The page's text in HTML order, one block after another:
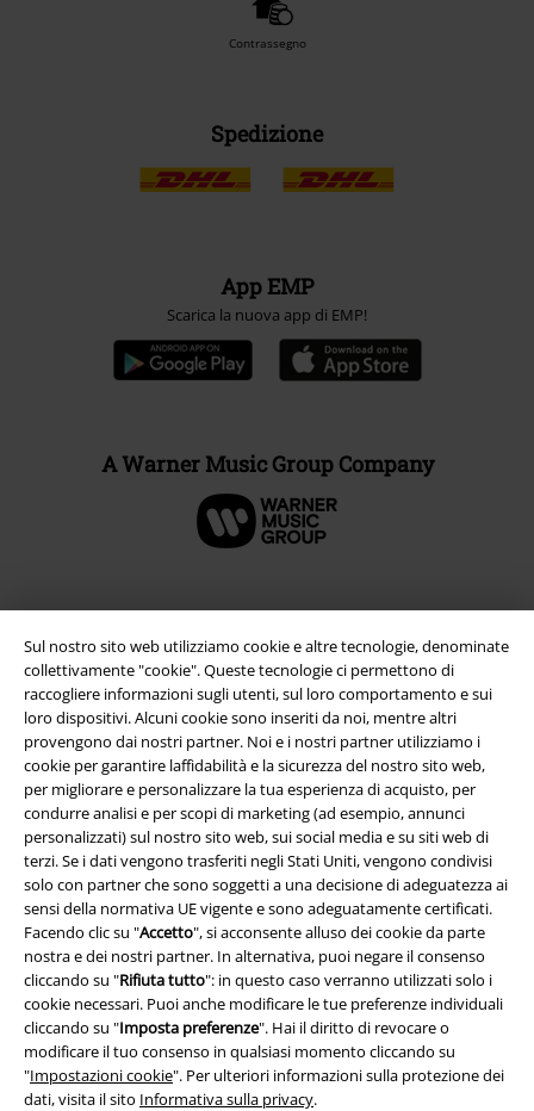
Sul nostro sito web utilizziamo cookie e altre tecnologie, denominate
collettivamente "cookie". Queste tecnologie ci permettono di
raccogliere informazioni sugli utenti, sul loro comportamento e sui
loro dispositivi. Alcuni cookie sono inseriti da noi, mentre altri
provengono dai nostri partner. Noi e i nostri partner utilizziamo i
cookie per garantire laffidabilità e la sicurezza del nostro sito web,
per migliorare e personalizzare la tua esperienza di acquisto, per
condurre analisi e per scopi di marketing (ad esempio, annunci
personalizzati) sul nostro sito web, sui social media e su siti web di
terzi. Se i dati vengono trasferiti negli Stati Uniti, vengono condivisi
solo con partner che sono soggetti a una decisione di adeguatezza ai
sensi della normativa UE vigente e sono adeguatamente certificati.
Facendo clic su "Accetto", si acconsente alluso dei cookie da parte
nostra e dei nostri partner. In alternativa, puoi negare il consenso
cliccando su "Rifiuta tutto": in questo caso verranno utilizzati solo i
cookie necessari. Puoi anche modificare le tue preferenze individuali
cliccando su "Imposta preferenze". Hai il diritto di revocare o
modificare il tuo consenso in qualsiasi momento cliccando su
"Impostazioni cookie". Per ulteriori informazioni sulla protezione dei
dati, visita il sito Informativa sulla privacy.
Contrassegno
Spedizione
App EMP
Scarica la nuova app di EMP!
A Warner Music Group Company
Info legali
Termini & Condizioni
Redazione
Legge sulla Privacy
Smaltimento rifiuti e protezione dell’ambiente
Dichiarazione di Conformità